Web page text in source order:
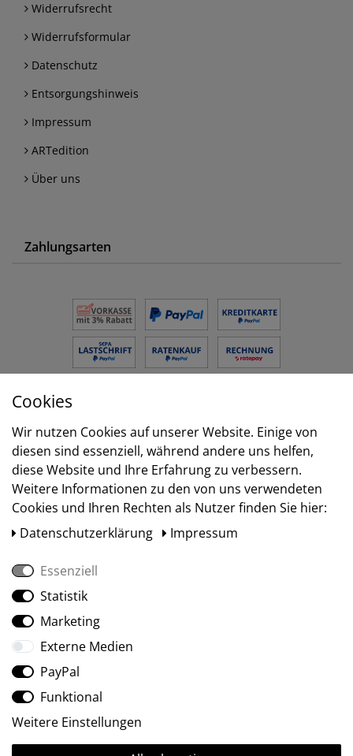
Widerrufsrecht
Widerrufsformular
Datenschutz
Entsorgungshinweis
Impressum
ARTedition
Über uns
Zahlungsarten
Versand
Social Media
Cookies
Wir nutzen Cookies auf unserer Website. Einige von
diesen sind essenziell, während andere uns helfen,
diese Website und Ihre Erfahrung zu verbessern.
Weitere Informationen zu den von uns verwendeten
Cookies und Ihren Rechten als Nutzer finden Sie hier:
Daten­schutz­erklärung
Impressum
Essenziell
Statistik
Marketing
Externe Medien
PayPal
Funktional
Weitere Einstellungen